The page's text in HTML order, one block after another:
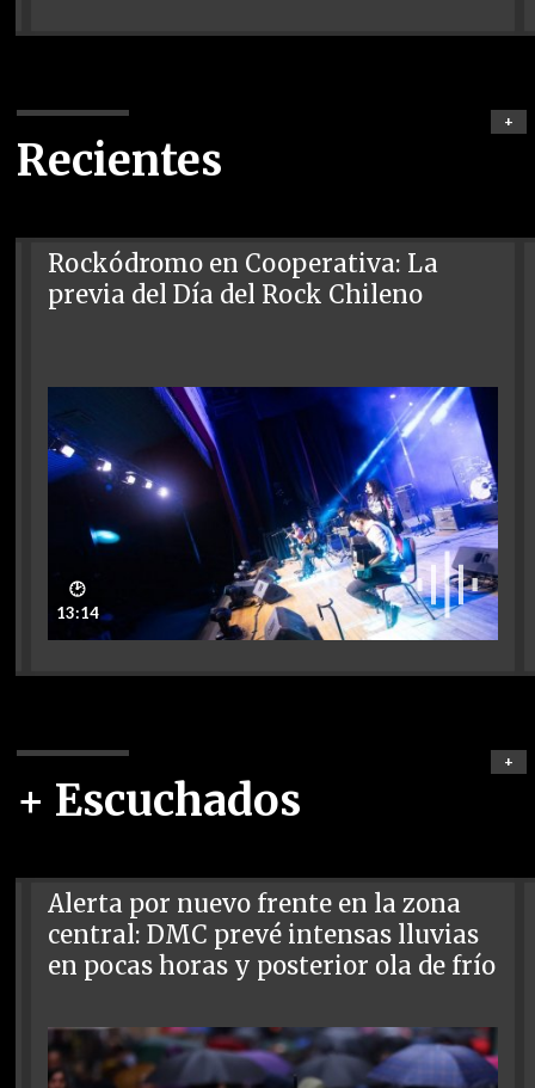
Recientes
+
Rockódromo en Cooperativa: La
previa del Día del Rock Chileno
🕑
13:14
+ Escuchados
+
Alerta por nuevo frente en la zona
central: DMC prevé intensas lluvias
en pocas horas y posterior ola de frío